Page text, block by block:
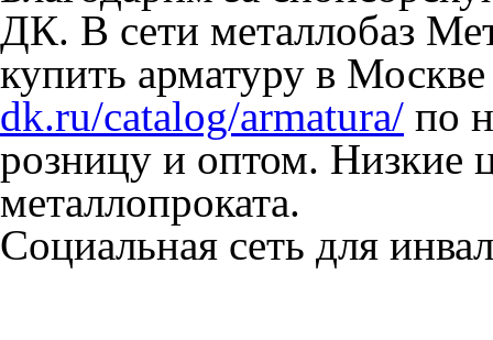
ДК. В сети металлобаз
купить арматуру в
dk.ru/catalog/armatura/ по
розницу и оптом. Низкие
металлопроката.
Социальная сеть для